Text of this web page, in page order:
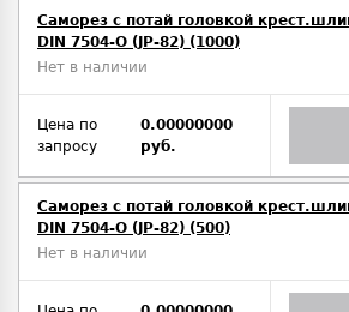
Саморез с потай головкой
DIN 7504-O (JP-82) (1000)
Нет в наличии
Цена по
запросу
0.00000000
руб.
Саморез с потай головкой
DIN 7504-O (JP-82) (500)
Нет в наличии